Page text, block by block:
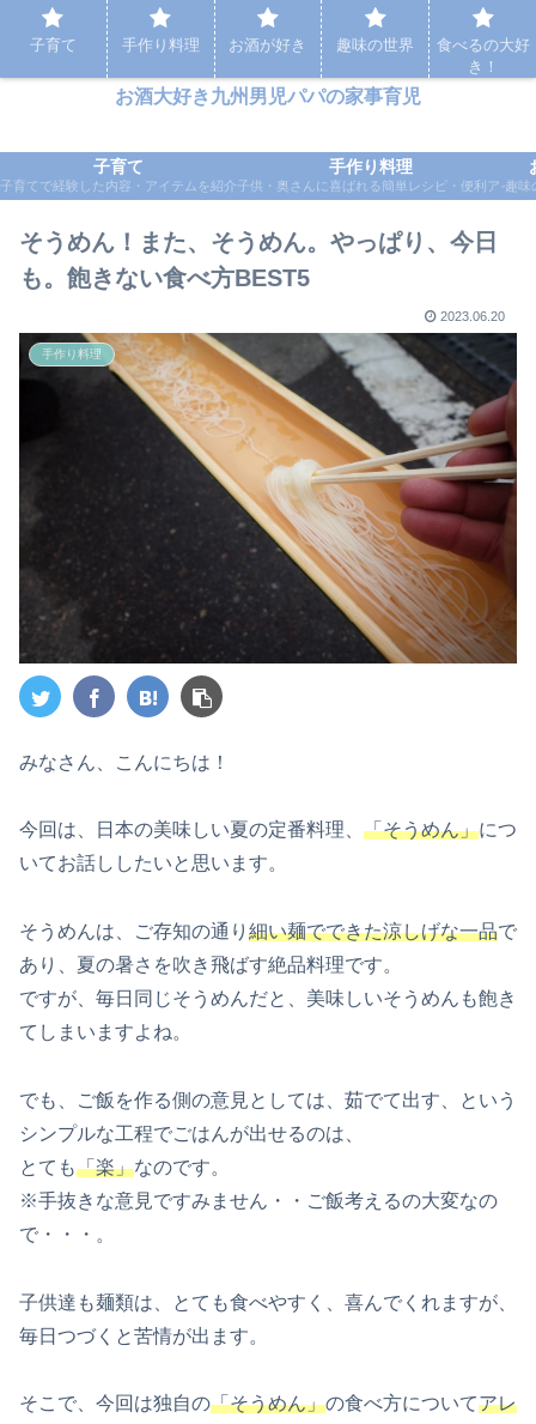
パパの家事育児など実体験をもとに応援するブログ
お酒大好き九州男児パパの家事育児
子育て
子育てで経験した内容・アイテムを紹介
手作り料理
子供・奥さんに喜ばれる簡単レシピ・便利アイテ
趣味
そうめん！また、そうめん。やっぱり、今日
も。飽きない食べ方BEST5
2023.06.20
手作り料理
みなさん、こんにちは！
今回は、日本の美味しい夏の定番料理、 「そうめん」につ
いてお話ししたいと思います。
そうめんは、ご存知の通り 細い麺でできた涼しげな一品で
あり、夏の暑さを吹き飛ばす絶品料理です。
ですが、毎日同じそうめんだと、美味しいそうめんも飽き
てしまいますよね。
でも、ご飯を作る側の意見としては、茹でて出す、という
シンプルな工程でごはんが出せるのは、
とても「楽」なのです。
※手抜きな意見ですみません・・ご飯考えるの大変なの
で・・・。
子供達も麺類は、とても食べやすく、喜んでくれますが、
毎日つづくと苦情が出ます。
そこで、今回は独自の「そうめん」の食べ方についてアレ
子育て 手作り料理 お酒が好き 趣味の世界
食べるの大好
き！